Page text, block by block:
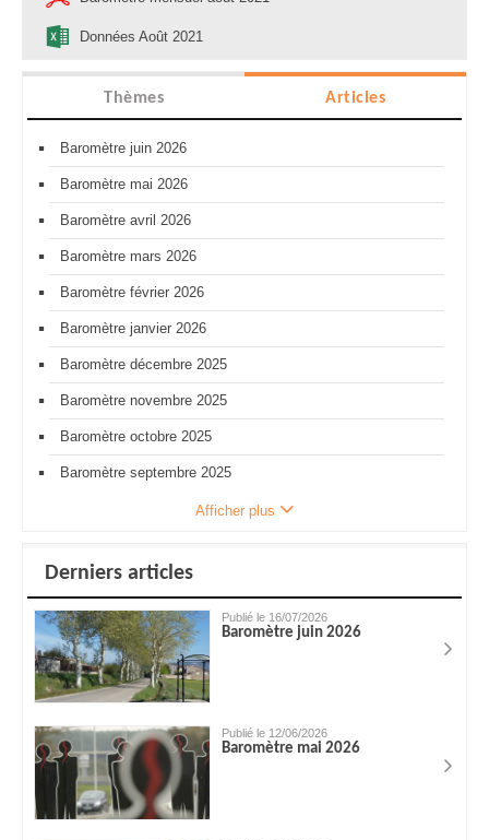
Données Août 2021
Thèmes Articles
Baromètre juin 2026
Baromètre mai 2026
Baromètre avril 2026
Baromètre mars 2026
Baromètre février 2026
Baromètre janvier 2026
Baromètre décembre 2025
Baromètre novembre 2025
Baromètre octobre 2025
Baromètre septembre 2025
Afficher plus
Derniers articles
Publié le 16/07/2026
Baromètre juin 2026
Publié le 12/06/2026
Baromètre mai 2026